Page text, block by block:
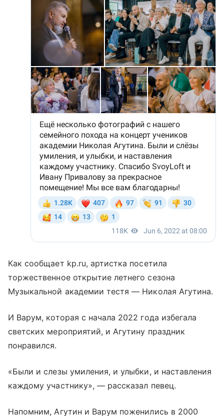
Как сообщает kp.ru, артистка посетила
торжественное открытие летнего сезона
Музыкальной академии тестя — Николая Агутина.
И Варум, которая с начала 2022 года избегала
светских мероприятий, и Агутину праздник
понравился.
«Были и слезы умиления, и улыбки, и наставления
каждому участнику», — рассказал певец.
Напомним, Агутин и Варум поженились в 2000